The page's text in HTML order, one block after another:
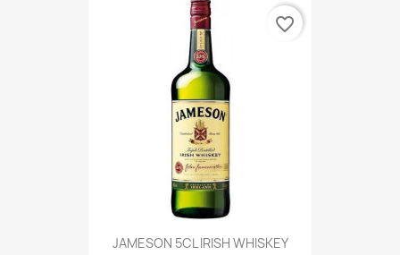
JAMESON 5CL IRISH WHISKEY
favorite_border